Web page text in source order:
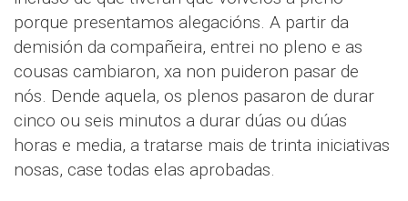
porque presentamos alegacións. A partir da
demisión da compañeira, entrei no pleno e as
cousas cambiaron, xa non puideron pasar de
nós. Dende aquela, os plenos pasaron de durar
cinco ou seis minutos a durar dúas ou dúas
horas e media, a tratarse mais de trinta iniciativas
nosas, case todas elas aprobadas.